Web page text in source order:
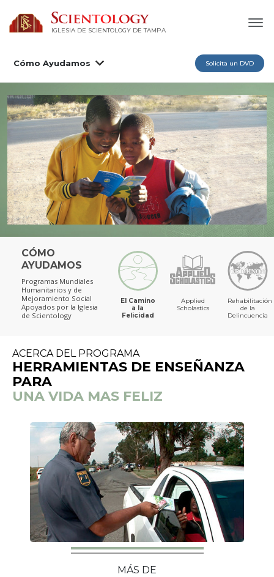
IGLESIA DE SCIENTOLOGY DE TAMPA
Cómo Ayudamos Solicita un DVD
CÓMO
AYUDAMOS
Programas Mundiales
Humanitarios y de
Mejoramiento Social
Apoyados por la Iglesia
de Scientology
El Camino
a la
Felicidad
Applied
Scholastics
Rehabilitación
de la
Delincuencia
ACERCA DEL PROGRAMA
HERRAMIENTAS DE ENSEÑANZA
PARA
UNA VIDA MAS FELIZ
MÁS DE